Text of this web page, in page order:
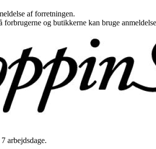
af forretningen.
forbrugerne og butikkerne kan bruge
arbejdsdage.